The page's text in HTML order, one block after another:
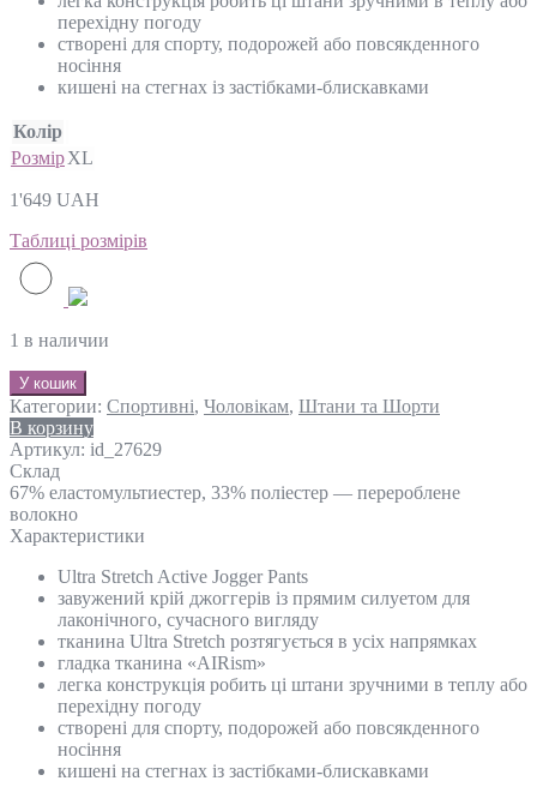
перехідну погоду
створені для спорту, подорожей або повсякденного
носіння
кишені на стегнах із застібками-блискавками
Колір
РозмірXL
1'649 UAH
Таблиці розмірів
1 в наличии
У кошик
Категории: Спортивні, Чоловікам, Штани та Шорти
В корзину
Артикул: id_27629
Склад
67% еластомультиестер, 33% поліестер — перероблене
волокно
Характеристики
Ultra Stretch Active Jogger Pants
завужений крій джоггерів із прямим силуетом для
лаконічного, сучасного вигляду
тканина Ultra Stretch розтягується в усіх напрямках
гладка тканина «AIRism»
легка конструкція робить ці штани зручними в теплу або
перехідну погоду
створені для спорту, подорожей або повсякденного
носіння
кишені на стегнах із застібками-блискавками